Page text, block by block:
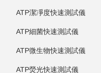
ATP潔凈度快速測試儀
ATP細菌快速測試儀
ATP微生物快速測試儀
ATP熒光快速測試儀